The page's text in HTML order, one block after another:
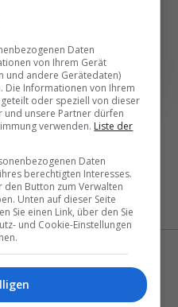
Daten
von Ihrem Gerät
und andere Gerätedaten)
Die Informationen von Ihrem
oder speziell von dieser
und unsere Partner dürfen
verwenden. Liste der
Daten
berechtigten Interesses.
den Button zum Verwalten
Unten auf dieser Seite
Sie einen Link, über den Sie
und Cookie-Einstellungen